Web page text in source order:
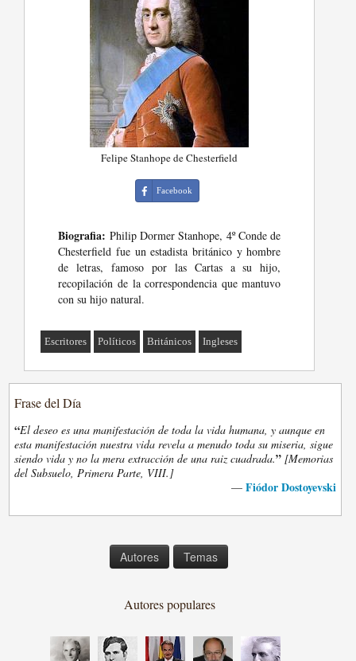
Felipe Stanhope de Chesterfield
Facebook
Biografia: Philip Dormer Stanhope, 4º Conde de
Chesterfield fue un estadista británico y hombre
de letras, famoso por las Cartas a su hijo,
recopilación de la correspondencia que mantuvo
con su hijo natural.
Escritores Políticos Británicos Ingleses
Frase del Día
“El deseo es una manifestación de toda la vida humana, y aunque en
esta manifestación nuestra vida revela a menudo toda su miseria, sigue
siendo vida y no la mera extracción de una raiz cuadrada.” [Memorias
del Subsuelo, Primera Parte, VIII.]
— Fiódor Dostoyevski
Autores Temas
Autores populares